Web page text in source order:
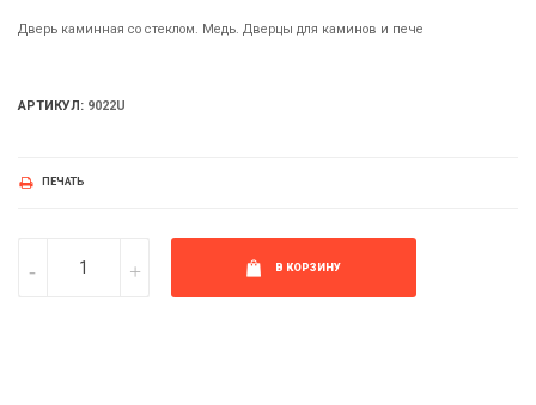
Дверь каминная со стеклом. Медь. Дверцы для каминов и пече
АРТИКУЛ: 9022U
ПЕЧАТЬ
В КОРЗИНУ